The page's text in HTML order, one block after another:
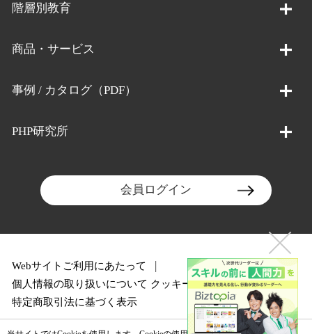
階層別教育
商品・サービス
事例 / カタログ（PDF）
PHP研究所
会員ログイン
Webサイトご利用にあたって
個人情報の取り扱いについて クッキーポリシー
特定商取引法に基づく表示